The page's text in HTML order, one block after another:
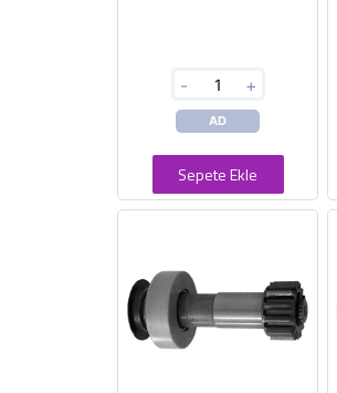
- +
AD
Sepete Ekle